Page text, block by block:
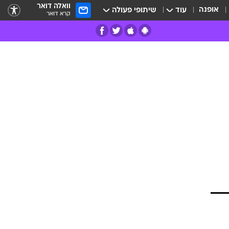
אופנה עוד שיתופי פעולה וואלה דואר
קרא דואר